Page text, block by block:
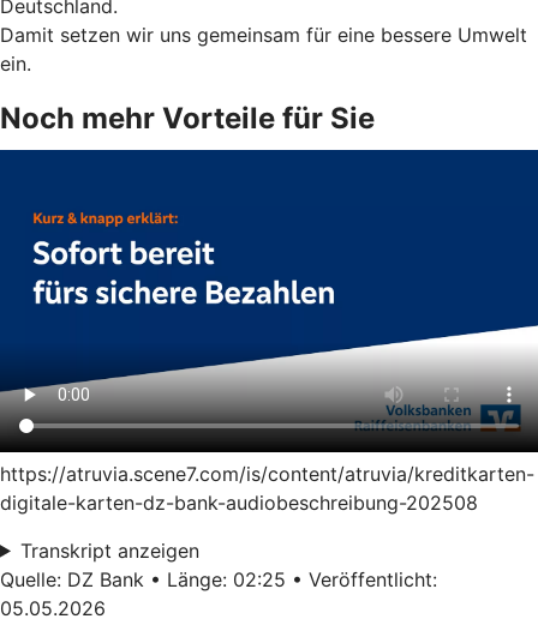
Deutschland.
Damit setzen wir uns gemeinsam für eine bessere Umwelt
ein.
Noch mehr Vorteile für Sie
https://atruvia.scene7.com/is/content/atruvia/kreditkarten-
digitale-karten-dz-bank-audiobeschreibung-202508
Transkript anzeigen
Quelle: DZ Bank • Länge: 02:25 • Veröffentlicht:
05.05.2026